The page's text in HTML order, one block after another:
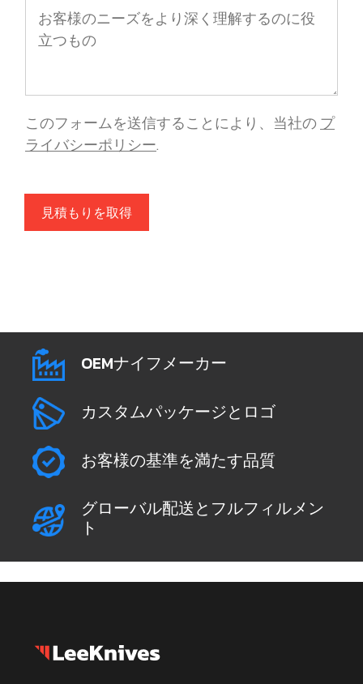
このフォームを送信することにより、当社の プ
ライバシーポリシー.
見積もりを取得
OEMナイフメーカー
カスタムパッケージとロゴ
お客様の基準を満たす品質
グローバル配送とフルフィルメン
ト